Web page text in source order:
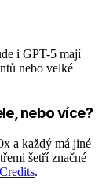
i GPT-5 mají
nebo velké
nebo více?
a každý má jiné
šetří značné
.